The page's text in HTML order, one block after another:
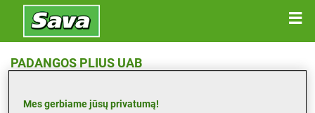
PADANGOS PLIUS UAB
Mes gerbiame jūsų privatumą!